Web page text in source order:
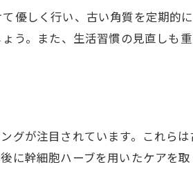
優しく行い、古い角質を定期的
う。また、生活習慣の見直しも
グが注目されています。これら
に幹細胞ハーブを用いたケアを取